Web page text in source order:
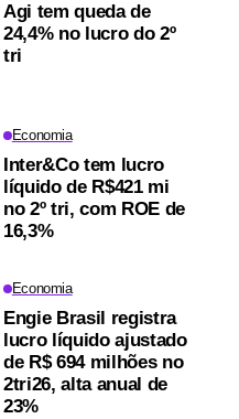
Agi tem queda de
24,4% no lucro do 2º
tri
Economia
Inter&Co tem lucro
líquido de R$421 mi
no 2º tri, com ROE de
16,3%
Economia
Engie Brasil registra
lucro líquido ajustado
de R$ 694 milhões no
2tri26, alta anual de
23%